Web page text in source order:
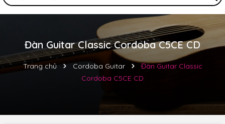
Đàn Guitar Classic Cordoba C5CE CD
Trang chủ Cordoba Guitar
Đàn Guitar Classic
Cordoba C5CE CD